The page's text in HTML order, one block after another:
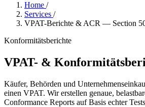
Home /
Services /
VPAT-Berichte & ACR — Section
Konformitätsberichte
VPAT- &
Käufer, Behörden und
einen VPAT. Wir erstellen genaue,
Conformance Reports auf Basis echter